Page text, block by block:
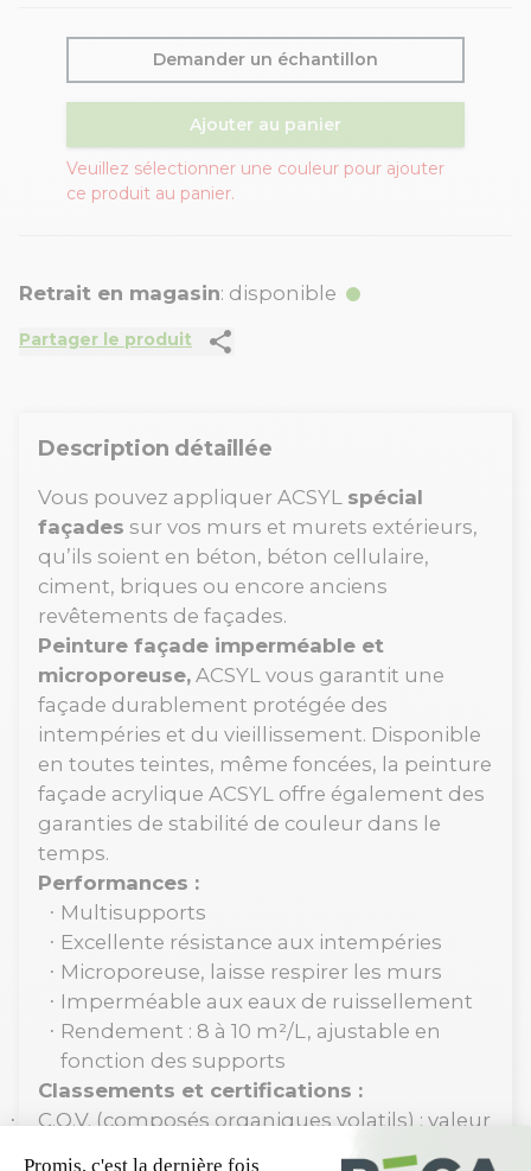
Demander un échantillon
Ajouter au panier
Veuillez sélectionner une couleur pour ajouter
ce produit au panier.
Retrait en magasin: disponible
Partager le produit share
Description détaillée
Vous pouvez appliquer ACSYL spécial
façades sur vos murs et murets extérieurs,
qu’ils soient en béton, béton cellulaire,
ciment, briques ou encore anciens
revêtements de façades.
Peinture façade imperméable et
microporeuse, ACSYL vous garantit une
façade durablement protégée des
intempéries et du vieillissement. Disponible
en toutes teintes, même foncées, la peinture
façade acrylique ACSYL offre également des
garanties de stabilité de couleur dans le
temps.
Performances :
· Multisupports
· Excellente résistance aux intempéries
· Microporeuse, laisse respirer les murs
· Imperméable aux eaux de ruissellement
· Rendement : 8 à 10 m²/L, ajustable en
fonction des supports
Classements et certifications :
·
C.O.V. (composés organiques volatils) : valeur
limite en UE pour ce produit (Cat. A/c) = 40